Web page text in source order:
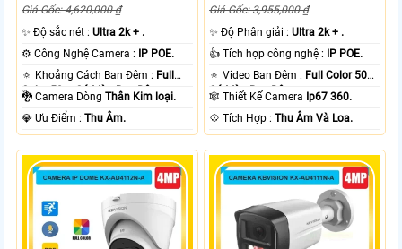
Giá Gốc: 4,620,000 ₫
✨ Độ sắc nét :Ultra 2k + .
⚙ Công Nghệ Camera : IP POE.
🔅 Khoảng Cách Ban Đêm : Full
Color 50m Có Màu Ban Ðêm.
🐉️ Camera DòngThân Kim loại.
️💎 Ưu Điểm :Thu Âm.
Giá Gốc: 3,955,000 ₫
✨ Độ Phân giải :Ultra 2k + .
👍 Tích hợp công nghệ : IP POE.
🔅 Video Ban Đêm : Full Color 50m
Có Màu Ban Ðêm.
🕸️ Thiết Kế Camera Ip67 360.
️💠 Tích Hợp :Thu Âm Và Loa.